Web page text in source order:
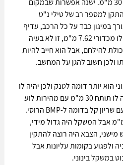
ועד למקל"ר 40 מ"מ ולתותח 30 מ"מ. ישנה אפשרות שבמקום
למספר רב של טילי נ"ט
במיגון כבד על כל הרכב, עדיף
להגן על המחשב והסנסורים שלו מכדורי 7.62 מ"מ, זו לא בעיה
להילחם, אבל הוא חייב להיות
ולכן חשוב להגן על המחשב.
הוא יותר דומה לטנק ולכן יהיה לו
משגר כפול לירי טילי נ"ט ויהיה לו תותח 30 מ"מ עם מהירות לוע
גבוהה שיוכל להשמיד רכבים עם שריון קל בדומה ל-BMP הרוסי.
בדק התקנת תותח 50 מ"מ אבל המשקל היה גדול מידי,
מישני, הצבא היה רוצה להתקין
ולפגוע בקומות עליונות אבל
במשקל בינוני.